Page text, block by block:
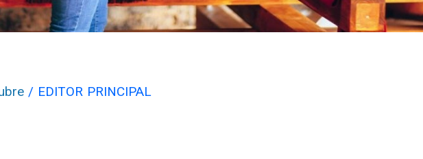
/ EDITOR PRINCIPAL